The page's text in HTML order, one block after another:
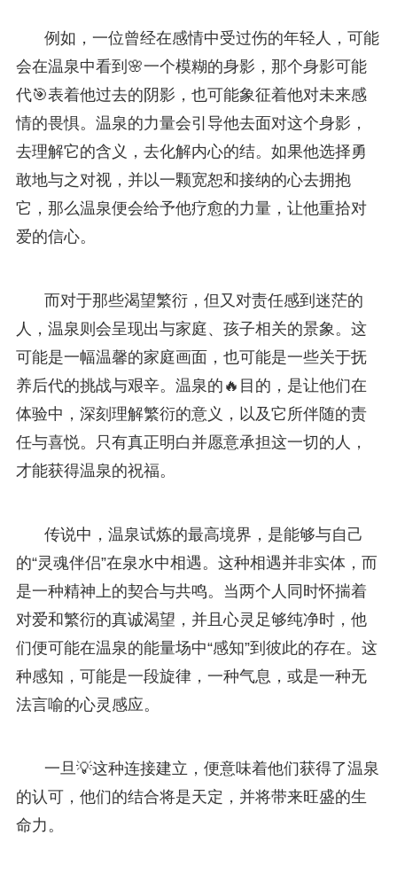
例如，一位曾经在感情中受过伤的年轻人，可能
会在温泉中看到🌸一个模糊的身影，那个身影可能
代🎯表着他过去的阴影，也可能象征着他对未来感
情的畏惧。温泉的力量会引导他去面对这个身影，
去理解它的含义，去化解内心的结。如果他选择勇
敢地与之对视，并以一颗宽恕和接纳的心去拥抱
它，那么温泉便会给予他疗愈的力量，让他重拾对
爱的信心。
而对于那些渴望繁衍，但又对责任感到迷茫的
人，温泉则会呈现出与家庭、孩子相关的景象。这
可能是一幅温馨的家庭画面，也可能是一些关于抚
养后代的挑战与艰辛。温泉的🔥目的，是让他们在
体验中，深刻理解繁衍的意义，以及它所伴随的责
任与喜悦。只有真正明白并愿意承担这一切的人，
才能获得温泉的祝福。
传说中，温泉试炼的最高境界，是能够与自己
的“灵魂伴侣”在泉水中相遇。这种相遇并非实体，而
是一种精神上的契合与共鸣。当两个人同时怀揣着
对爱和繁衍的真诚渴望，并且心灵足够纯净时，他
们便可能在温泉的能量场中“感知”到彼此的存在。这
种感知，可能是一段旋律，一种气息，或是一种无
法言喻的心灵感应。
一旦💡这种连接建立，便意味着他们获得了温泉
的认可，他们的结合将是天定，并将带来旺盛的生
命力。